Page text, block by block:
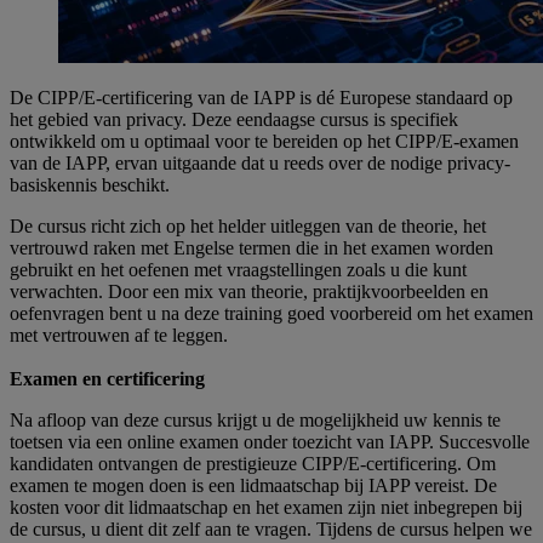
De CIPP/E-certificering van de IAPP is dé Europese standaard op
het gebied van privacy. Deze eendaagse cursus is specifiek
ontwikkeld om u optimaal voor te bereiden op het CIPP/E-examen
van de IAPP, ervan uitgaande dat u reeds over de nodige privacy-
basiskennis beschikt.
De cursus richt zich op het helder uitleggen van de theorie, het
vertrouwd raken met Engelse termen die in het examen worden
gebruikt en het oefenen met vraagstellingen zoals u die kunt
verwachten. Door een mix van theorie, praktijkvoorbeelden en
oefenvragen bent u na deze training goed voorbereid om het examen
met vertrouwen af te leggen.
Examen en certificering
Na afloop van deze cursus krijgt u de mogelijkheid uw kennis te
toetsen via een online examen onder toezicht van IAPP. Succesvolle
kandidaten ontvangen de prestigieuze CIPP/E-certificering. Om
examen te mogen doen is een lidmaatschap bij IAPP vereist. De
kosten voor dit lidmaatschap en het examen zijn niet inbegrepen bij
de cursus, u dient dit zelf aan te vragen. Tijdens de cursus helpen we